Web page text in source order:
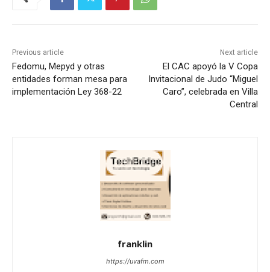
Previous article
Fedomu, Mepyd y otras
entidades forman mesa para
implementación Ley 368-22
Next article
El CAC apoyó la V Copa
Invitacional de Judo “Miguel
Caro”, celebrada en Villa
Central
franklin
https://uvafm.com